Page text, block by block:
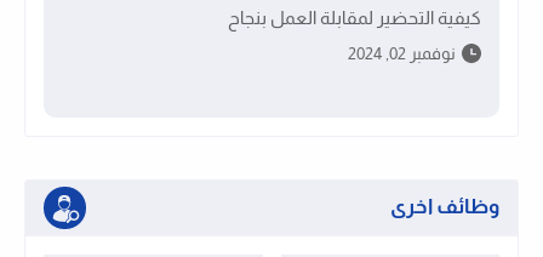
كيفية التحضير لمقابلة العمل بنجاح
نوفمبر 02, 2024
وظائف اخرى